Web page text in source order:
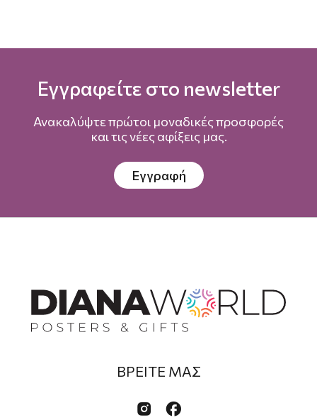
Εγγραφείτε στο newsletter
Ανακαλύψτε πρώτοι μοναδικές προσφορές
και τις νέες αφίξεις μας.
Εγγραφή
ΒΡΕΙΤΕ ΜΑΣ
 